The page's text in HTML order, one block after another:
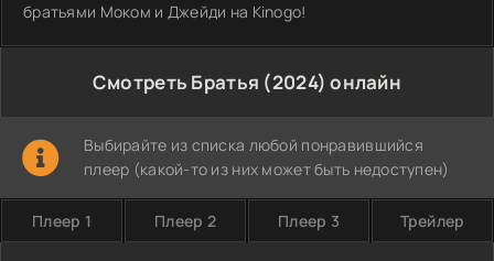
братьями Моком и Джейди на Kinogo!
Смотреть Братья (2024) онлайн
Выбирайте из списка любой понравившийся
плеер (какой-то из них может быть недоступен)
Плеер 1 Плеер 2 Плеер 3 Трейлер